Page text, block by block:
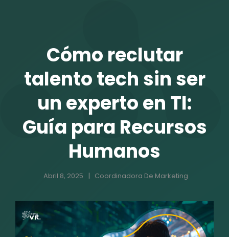
Cómo reclutar
talento tech sin ser
un experto en TI:
Guía para Recursos
Humanos
Abril 8, 2025 Coordinadora De Marketing